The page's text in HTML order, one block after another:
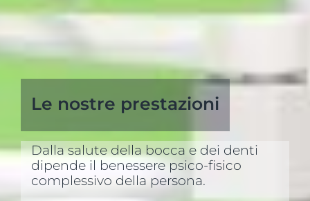
Le nostre prestazioni
Dalla salute della bocca e dei denti
dipende il benessere psico-fisico
complessivo della persona.